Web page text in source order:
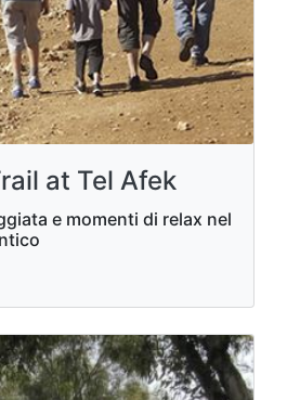
at Tel Afek
e momenti di relax nel